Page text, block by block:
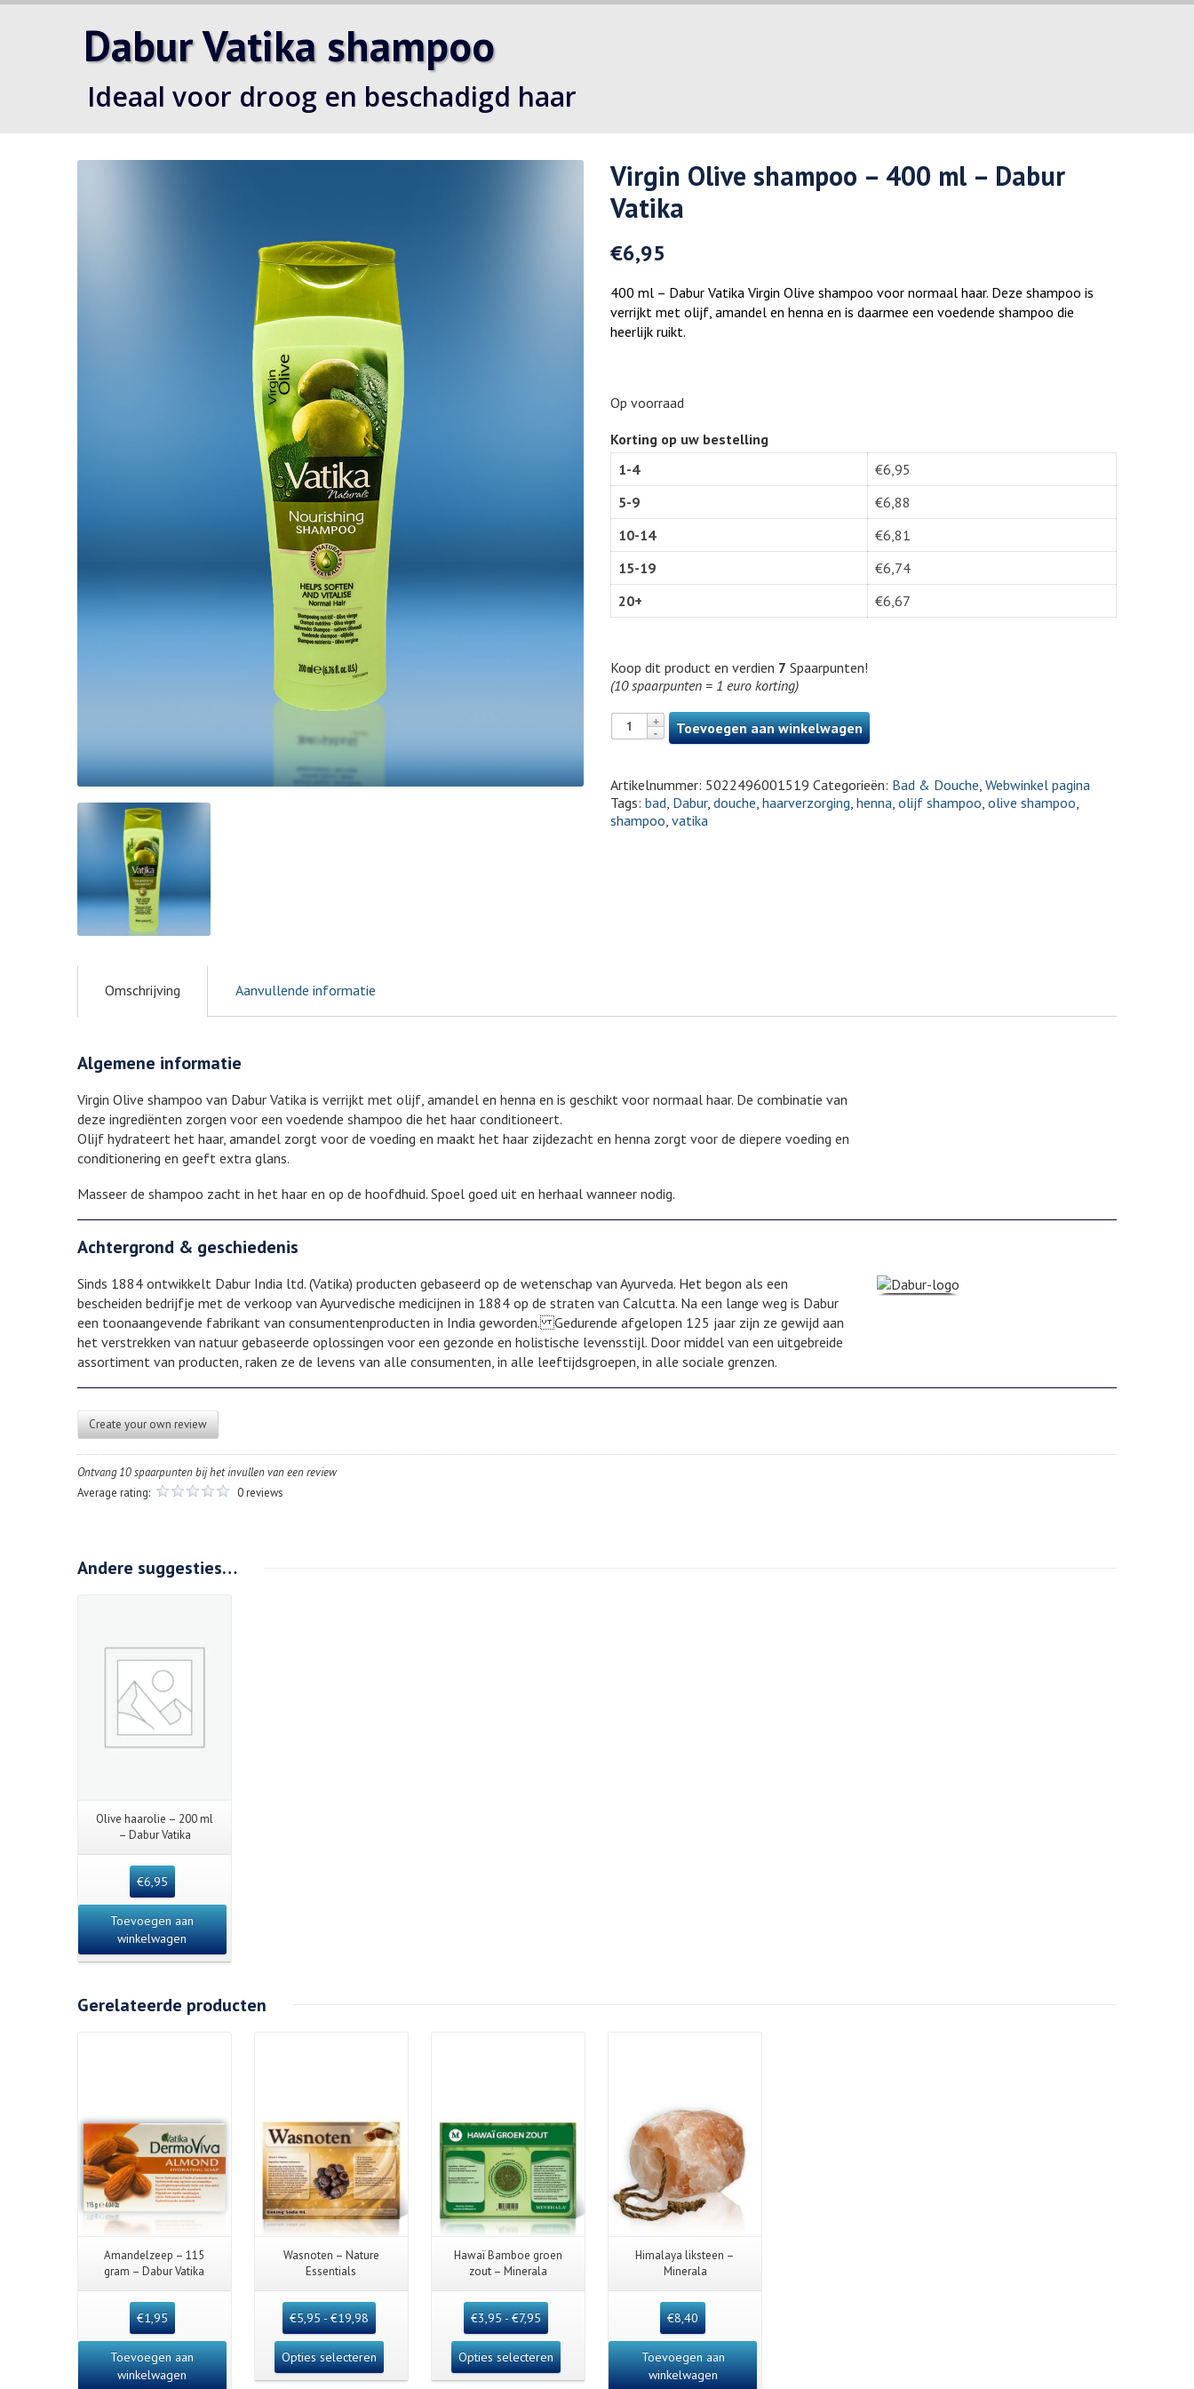
Dabur Vatika shampoo
Ideaal voor droog en beschadigd haar
Virgin Olive shampoo – 400 ml – Dabur
Vatika
€6,95
400 ml – Dabur Vatika Virgin Olive shampoo voor normaal haar. Deze shampoo is
verrijkt met olijf, amandel en henna en is daarmee een voedende shampoo die
heerlijk ruikt.
Op voorraad
Korting op uw bestelling
1-4
€6,95
5-9
€6,88
10-14
€6,81
15-19
€6,74
20+
€6,67
Koop dit product en verdien 7 Spaarpunten!
(10 spaarpunten = 1 euro korting)
Toevoegen aan winkelwagen
Artikelnummer: 5022496001519 Categorieën: Bad & Douche, Webwinkel pagina
Tags: bad, Dabur, douche, haarverzorging, henna, olijf shampoo, olive shampoo,
shampoo, vatika
Omschrijving Aanvullende informatie
Algemene informatie
Virgin Olive shampoo van Dabur Vatika is verrijkt met olijf, amandel en henna en is geschikt voor normaal haar. De combinatie van
deze ingrediënten zorgen voor een voedende shampoo die het haar conditioneert.
Olijf hydrateert het haar, amandel zorgt voor de voeding en maakt het haar zijdezacht en henna zorgt voor de diepere voeding en
conditionering en geeft extra glans.
Masseer de shampoo zacht in het haar en op de hoofdhuid. Spoel goed uit en herhaal wanneer nodig.
Achtergrond & geschiedenis
Sinds 1884 ontwikkelt Dabur India ltd. (Vatika) producten gebaseerd op de wetenschap van Ayurveda. Het begon als een
bescheiden bedrijfje met de verkoop van Ayurvedische medicijnen in 1884 op de straten van Calcutta. Na een lange weg is Dabur
een toonaangevende fabrikant van consumentenproducten in India geworden. Gedurende afgelopen 125 jaar zijn ze gewijd aan
het verstrekken van natuur gebaseerde oplossingen voor een gezonde en holistische levensstijl. Door middel van een uitgebreide
assortiment van producten, raken ze de levens van alle consumenten, in alle leeftijdsgroepen, in alle sociale grenzen.
Create your own review
Ontvang 10 spaarpunten bij het invullen van een review
Average rating:
0 reviews
Andere suggesties…
Olive haarolie – 200 ml
– Dabur Vatika
€6,95
Toevoegen aan
winkelwagen
Gerelateerde producten
Amandelzeep – 115
gram – Dabur Vatika
€1,95
Toevoegen aan
winkelwagen
Wasnoten – Nature
Essentials
€5,95- €19,98
Opties selecteren
Hawaï Bamboe groen
zout – Minerala
€3,95- €7,95
Opties selecteren
Himalaya liksteen –
Minerala
€8,40
Toevoegen aan
winkelwagen